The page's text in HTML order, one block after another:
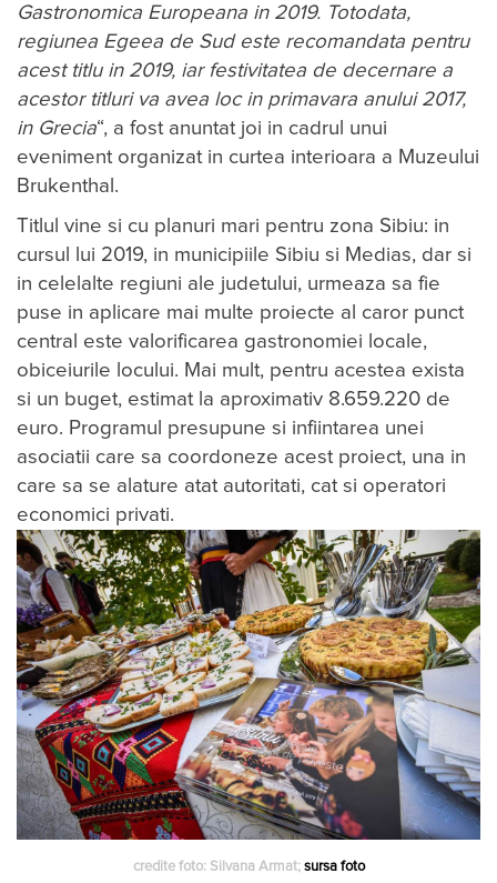
Gastronomica Europeana in 2019. Totodata,
regiunea Egeea de Sud este recomandata pentru
acest titlu in 2019, iar festivitatea de decernare a
acestor titluri va avea loc in primavara anului 2017,
in Grecia“, a fost anuntat joi in cadrul unui
eveniment organizat in curtea interioara a Muzeului
Brukenthal.
Titlul vine si cu planuri mari pentru zona Sibiu: in
cursul lui 2019, in municipiile Sibiu si Medias, dar si
in celelalte regiuni ale judetului, urmeaza sa fie
puse in aplicare mai multe proiecte al caror punct
central este valorificarea gastronomiei locale,
obiceiurile locului. Mai mult, pentru acestea exista
si un buget, estimat la aproximativ 8.659.220 de
euro. Programul presupune si infiintarea unei
asociatii care sa coordoneze acest proiect, una in
care sa se alature atat autoritati, cat si operatori
economici privati.
credite foto: Silvana Armat; sursa foto